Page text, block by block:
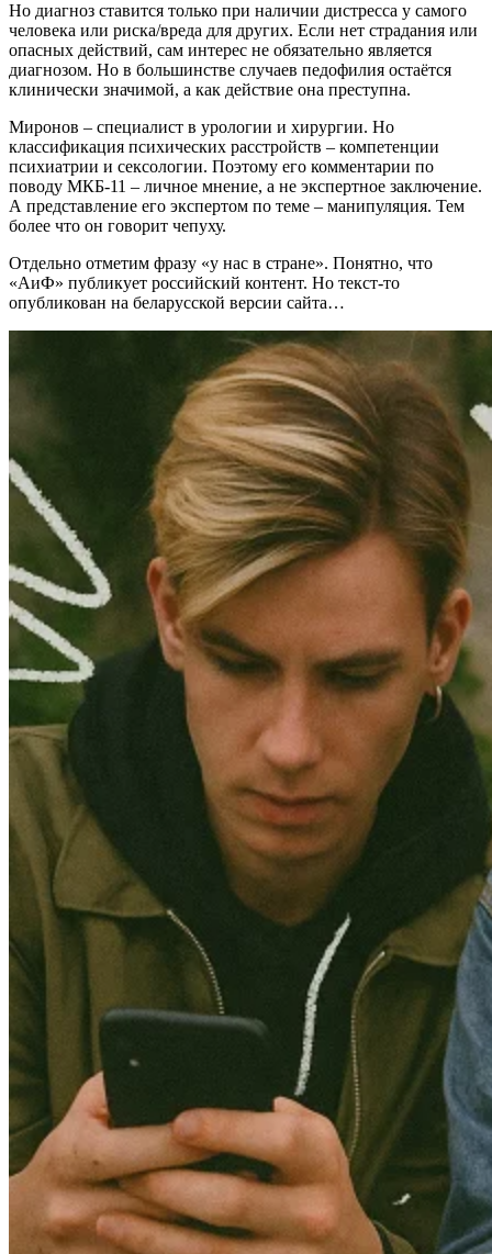
Но диагноз ставится только при наличии дистресса у самого
человека или риска/вреда для других. Если нет страдания или
опасных действий, сам интерес не обязательно является
диагнозом. Но в большинстве случаев педофилия остаётся
клинически значимой, а как действие она преступна.
Миронов – специалист в урологии и хирургии. Но
классификация психических расстройств – компетенции
психиатрии и сексологии. Поэтому его комментарии по
поводу МКБ-11 – личное мнение, а не экспертное заключение.
А представление его экспертом по теме – манипуляция. Тем
более что он говорит чепуху.
Отдельно отметим фразу «у нас в стране». Понятно, что
«АиФ» публикует российский контент. Но текст-то
опубликован на беларусской версии сайта…